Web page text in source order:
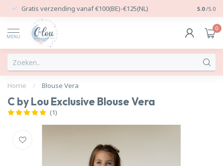
Gratis verzending vanaf €100(BE)-€125(NL) 24/7
5.0 /5.0
MENU
0
Home / Blouse Vera
C by Lou Exclusive Blouse Vera
(1)